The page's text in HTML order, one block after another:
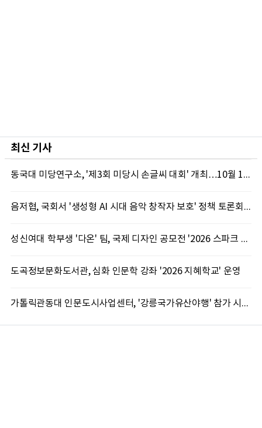
최신 기사
동국대 미당연구소, '제3회 미당시 손글씨 대회' 개최…10월 12일까지 접수
음저협, 국회서 '생성형 AI 시대 음악 창작자 보호' 정책 토론회 10일 개최
성신여대 학부생 '다온' 팀, 국제 디자인 공모전 '2026 스파크 어워드' 동상 수상
도곡정보문화도서관, 심화 인문학 강좌 '2026 지혜학교' 운영
가톨릭관동대 인문도시사업센터, '강릉국가유산야행' 참가 시민 15명 모집